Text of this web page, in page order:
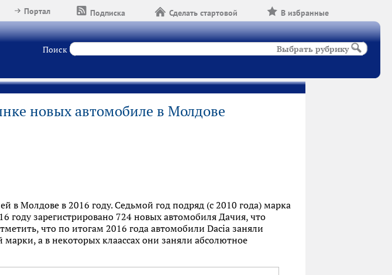
В избранные
Сделать стартовой
Подписка
Портал
Поиск Выбрать рубрику
новых автомобиле в Молдове
в Молдове в 2016 году. Седьмой год подряд (с 2010 года) марка
году зарегистрировано 724 новых автомобиля Дачия, что
что по итогам 2016 года автомобили Dacia заняли
марки, а в некоторых клаассах они заняли абсолютное